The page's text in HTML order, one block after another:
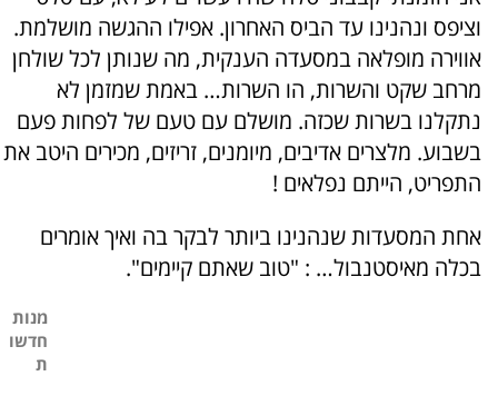
וציפס ונהנינו עד הביס האחרון. אפילו ההגשה מושלמת.
אווירה מופלאה במסעדה הענקית, מה שנותן לכל שולחן
מרחב שקט והשרות, הו השרות… באמת שמזמן לא
נתקלנו בשרות שכזה. מושלם עם טעם של לפחות פעם
בשבוע. מלצרים אדיבים, מיומנים, זריזים, מכירים היטב את
התפריט, הייתם נפלאים !
אחת המסעדות שנהנינו ביותר לבקר בה ואיך אומרים
בכלה מאיסטנבול… : "טוב שאתם קיימים".
מנות
חדשו
ת